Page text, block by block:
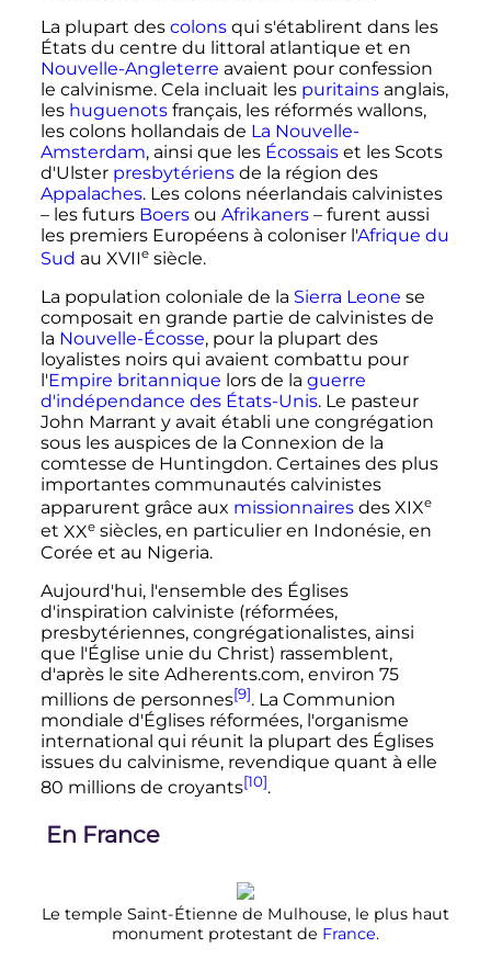
La plupart des colonsqui s'établirent dans les
États du centre du littoral atlantique et en
Nouvelle-Angleterre avaient pour confession
le calvinisme. Cela incluait les puritainsanglais,
les huguenotsfrançais, les réformés wallons,
les colons hollandais de La Nouvelle-
Amsterdam, ainsi que les Écossaiset les Scots
d'Ulster presbytériensde la région des
Appalaches. Les colons néerlandais calvinistes
– les futurs Boersou Afrikaners– furent aussi
les premiers Européens à coloniser l'Afrique du
Sud au XVIIe siècle.
La population coloniale de la Sierra Leone se
composait en grande partie de calvinistes de
la Nouvelle-Écosse, pour la plupart des
loyalistes noirs qui avaient combattu pour
l'Empire britannique lors de la guerre
d'indépendance des États-Unis. Le pasteur
John Marrant y avait établi une congrégation
sous les auspices de la Connexion de la
comtesse de Huntingdon. Certaines des plus
importantes communautés calvinistes
apparurent grâce aux missionnairesdes XIXe
et XXe siècles, en particulier en Indonésie, en
Corée et au Nigeria.
Aujourd'hui, l'ensemble des Églises
d'inspiration calviniste (réformées,
presbytériennes, congrégationalistes, ainsi
que l'Église unie du Christ) rassemblent,
d'après le site Adherents.com, environ 75
millionsde personnes[9]. La Communion
mondiale d'Églises réformées, l'organisme
international qui réunit la plupart des Églises
issues du calvinisme, revendique quant à elle
80 millionsde croyants[10].
En France
Le temple Saint-Étienne de Mulhouse, le plus haut
monument protestant de France.